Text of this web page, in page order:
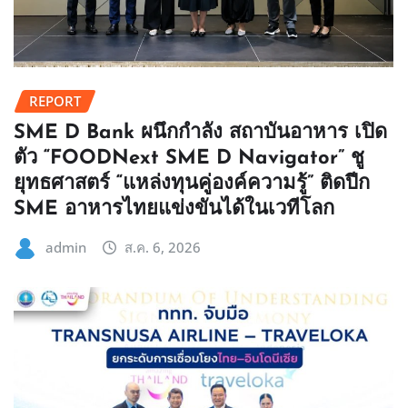
REPORT
SME D Bank ผนึกกำลัง สถาบันอาหาร เปิด
ตัว “FOODNext SME D Navigator” ชู
ยุทธศาสตร์ “แหล่งทุนคู่องค์ความรู้” ติดปีก
SME อาหารไทยแข่งขันได้ในเวทีโลก
admin ส.ค. 6, 2026